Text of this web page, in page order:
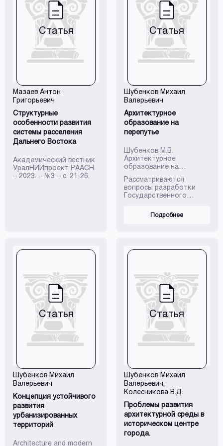
муниципальных
образований.
Полномочие закреплено
в компетенции высшего
исполнительного органа
субъекта Российской
Федерации. В
настоящей статье
анализ перспектив,
открываемых
использованием
данного документа и
выявлены правовые
недостатки имплеме...
Статья
Мазаев Антон
Григорьевич
Структурные
особенности развития
системы расселения
Дальнего Востока
Академический вестник
УралНИИпроект РААСН.
– 2023. – №3 – с. 21-26.
Статья
Шубенков Михаил
Валерьевич
Архитектурное
образование на
перепутье
Шубенков М.В.
Архитектурное
образование на
и строительство России.
№1 (245) 2023, март – С.
54-68.
Рассматриваются
вопросы разработки
Государственного
стандарта нового
поколения,
собранию в части
образования,
рассматриваются
исторические
предпосылки
отечественного
архитектурного
образования,
приводится перечень
основных трендов
развития
образования
Подробнее
Статья
Шубенков Михаил
Валерьевич
Концепция устойчивого
развития
урбанизированных
территорий
Architecture and modern
Статья
Шубенков Михаил
Валерьевич,
Колесникова В.Д.
Проблемы развития
архитектурной среды в
историческом центре
города.